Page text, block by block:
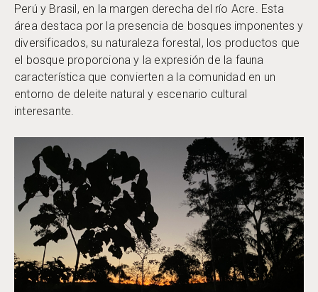
Perú y Brasil, en la margen derecha del río Acre. Esta
área destaca por la presencia de bosques imponentes y
diversificados, su naturaleza forestal, los productos que
el bosque proporciona y la expresión de la fauna
característica que convierten a la comunidad en un
entorno de deleite natural y escenario cultural
interesante.